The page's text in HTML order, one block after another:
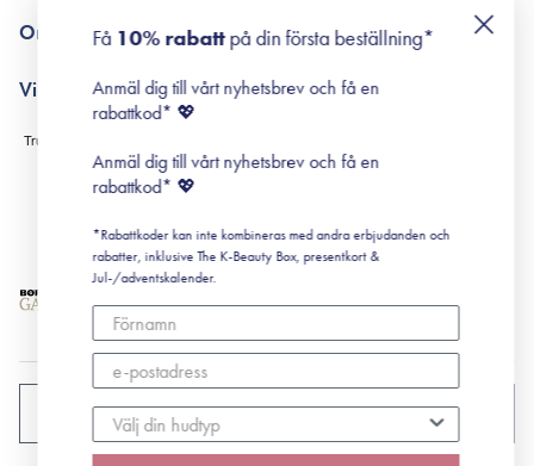
Retinol för nybörjare
Om Surisuri
Black Friday
Villkor
Leverans & Retur
Köpvillkor
Prenumerationsvillkor
Cookiepolicy
SVERIGE
Få 10% rabattpå din första beställning*
Anmäl dig till vårt nyhetsbrev och få en
rabattkod* 💖
Anmäl dig till vårt nyhetsbrev och få en
rabattkod* 💖
*Rabattkoder kan inte kombineras med andra erbjudanden och
rabatter, inklusive The K-Beauty Box, presentkort &
Jul-/adventskalender.